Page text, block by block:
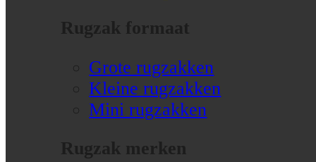
Rugzak formaat
Grote rugzakken
Kleine rugzakken
Mini rugzakken
Rugzak merken